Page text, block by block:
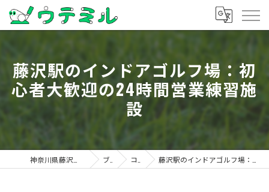
藤沢駅のインドアゴルフ場：初
心者大歓迎の24時間営業練習施
設
ブログ コラム 藤沢駅のインドアゴルフ場：初心者大歓迎の24時間営業練習施設